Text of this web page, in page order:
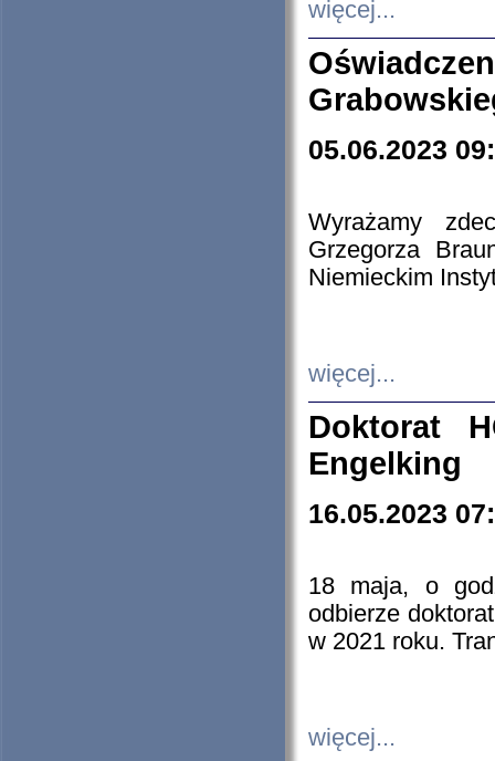
więcej...
05.06.2023
Wyrażamy
Grzegorza
Niemieckim
więcej...
Doktorat
Engelking
16.05.2023
18 maja, o
odbierze
w 2021 roku.
więcej...